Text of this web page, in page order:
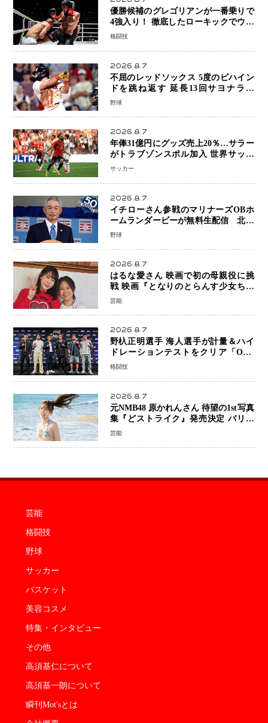
優勝候補のグレゴリアンが一番乗りで
4強入り！ 徹底したローキックでウス
ビャンを攻略、判定勝利
格闘技
2026.8.7
不屈のレッドソックス 5度のビハイン
ドを跳ね返す 延長13回サヨナラ勝
ち 吉田正尚選手も2安打1打点で貢献 4
野球
2026.8.7
年俸31億円にグッズ売上20％…サラー
がトラブゾンスポル加入 世界サッカ
ーは「五大リーグ一強」から新時代へ
サッカー
2026.8.7
イチローさん参戦のマリナーズOBホ
ームランダービーが無料生配信 北米
ならではの“魅せる興行”に世界が注目
野球
2026.8.7
はるな愛さん 映画で初の母親役に挑
戦 映画『となりのとらんす少女ちゃ
ん』11月7日公開 未来の自分との対話
芸能
2026.8.7
野杁正明選手 海人選手が計量＆ハイ
ドレーションテストをクリア「ONE
SAMURAI 2」決戦へ万全の準備整う
格闘技
2026.8.7
元NMB48 原かれんさん 待望の1st写真
集『どストライク』発売決定 バリで
魅せる25歳の新境地
芸能
芸能
格闘技
野球
サッカー
バスケット
美容コスメ
特集・インタビュー
その他
高須基仁について
高須基一朗について
瞬刊Mot'sとは